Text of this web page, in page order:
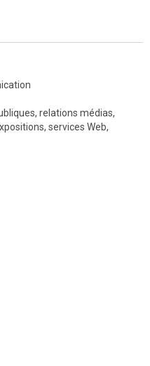
relations médias,
services Web,